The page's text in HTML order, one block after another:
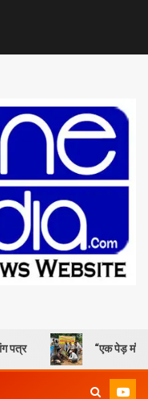
“एक पेड़ माँ के नाम” –